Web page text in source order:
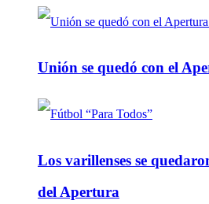
Unión se quedó con el
Los varillenses se
del Apertura